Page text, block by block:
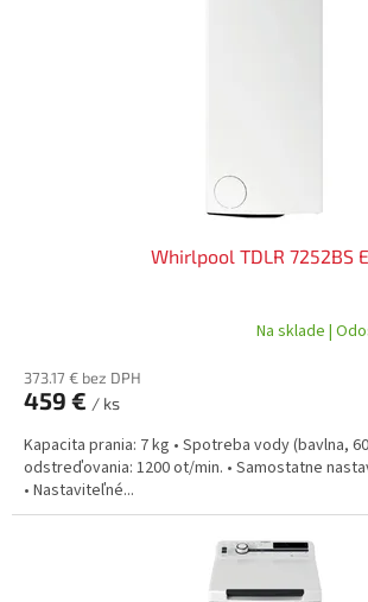
Whirlpool TDLR 7252BS
Na sklade |
373.17 € bez DPH
459 € / ks
Kapacita prania: 7 kg • Spotreba vody (bavlna,
odstreďovania: 1200 ot/min. • Samostatne
• Nastaviteľné...